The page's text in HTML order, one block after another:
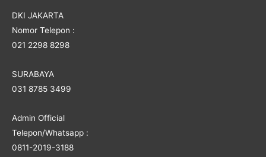
DKI JAKARTA
Nomor Telepon :
021 2298 8298
SURABAYA
031 8785 3499
Admin Official
Telepon/Whatsapp :
0811-2019-3188